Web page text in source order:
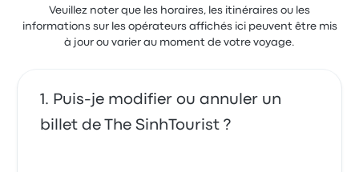
Veuillez noter que les horaires, les itinéraires ou les
informations sur les opérateurs affichés ici peuvent être mis
à jour ou varier au moment de votre voyage.
Puis-je modifier ou annuler un
billet de The SinhTourist ?